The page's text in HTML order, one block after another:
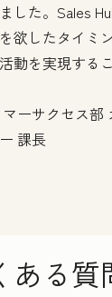
した。Sales
欲したタイミ
動を実現する
ーサクセス部
課長
る質